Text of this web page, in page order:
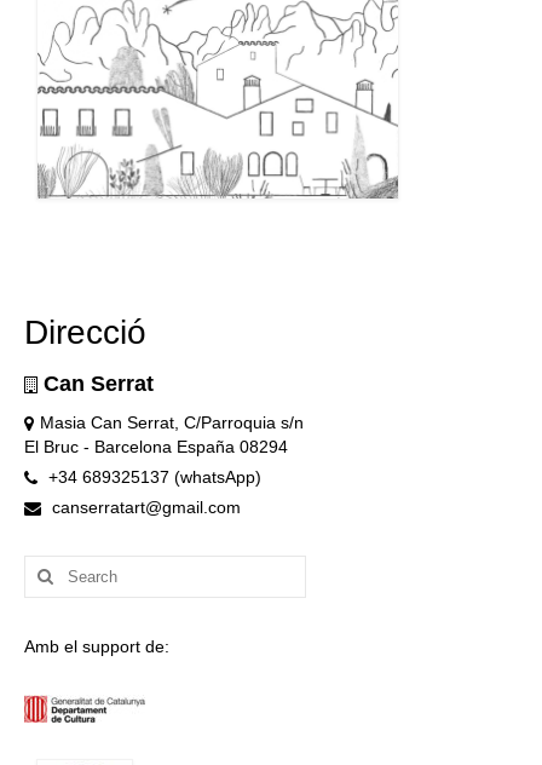
Direcció
Can Serrat
Masia Can Serrat, C/Parroquia s/n
El Bruc - Barcelona España 08294
+34 689325137 (whatsApp)
canserratart@gmail.com
Search
for:
Amb el support de: